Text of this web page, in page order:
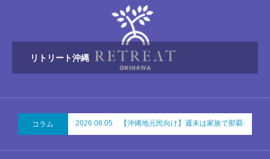
リトリート沖縄
コラム 2026.08.05 【沖縄地元民向け】週末は家族で那覇シュノ